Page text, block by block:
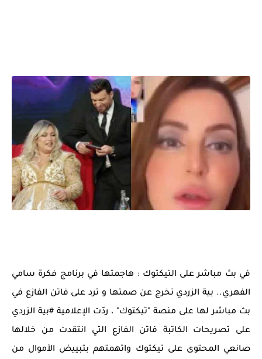
في بث مباشر على التيكتوك : هاجمتها في برنامج فكرة سامي
الفهري.. بية الزردي تخرج عن صمتها و ترد على فاتن الفازع في
بث مباشر لها على منصة "تيكتوك" ، ردّت الإعلامية #بية الزردي
على تصريحات الكاتبة فاتن الفازع التي انتقدت من خلالها
صانعي المحتوى على تيكتوك واتهمتهم بتبييض الأموال من